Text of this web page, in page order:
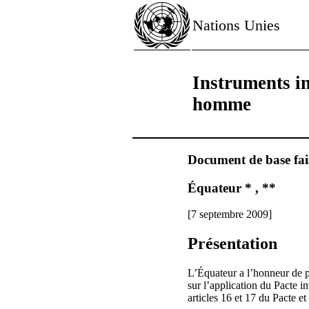
Nations Unies
Instruments
homme
Document de base
Équateur * , **
[7 septembre 2009]
Présentation
L’Équateur a l’honneur de
sur l’application du Pacte
articles 16 et 17 du Pacte